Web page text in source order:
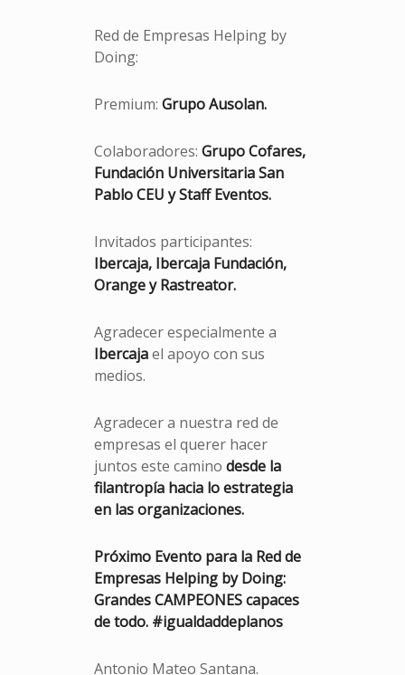
Red de Empresas Helping by
Doing:
Premium: Grupo Ausolan.
Colaboradores: Grupo Cofares,
Fundación Universitaria San
Pablo CEU y Staff Eventos.
Invitados participantes:
Ibercaja, Ibercaja Fundación,
Orange y Rastreator.
Agradecer especialmente a
Ibercajael apoyo con sus
medios.
Agradecer a nuestra red de
empresas el querer hacer
juntos este camino desde la
filantropía hacia lo estrategia
en las organizaciones.
Próximo Evento para la Red de
Empresas Helping by Doing:
Grandes CAMPEONES capaces
de todo. #igualdaddeplanos
Antonio Mateo Santana.